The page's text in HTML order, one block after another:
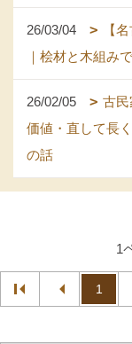
26/03/04
【
｜桧材と木組み
26/02/05
古
価値・直して長
の話
1
1